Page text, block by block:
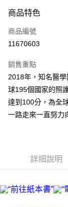
信用卡一次付款
LINE Pay
街口支付
悠遊付
ATM付款
數位商品免運
商品特色
商品編號
11670603
銷售重點
2018年，知名醫
球195個國家的照
達到100分，為全
一路走來一直努力
詳細說明